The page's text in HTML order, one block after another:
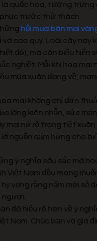
là quốc hoa, tượng trưng
trước thử thách.
hội mua bán mai
và cao quý. Loài cây
đới, mà còn biểu hiện
nghiệt. Mỗi khi hoa
mùa xuân đang về,
mai không chỉ đơn
lòng kiên nhẫn, sức
mai nở rộ trong tiết
nguồn cảm hứng cho
ý nghĩa sâu sắc mà
Việt Nam đều mong
vọng rằng năm mới sẽ
người.
đã hiểu rõ hơn về ý
Nam. Chúc bạn và gia